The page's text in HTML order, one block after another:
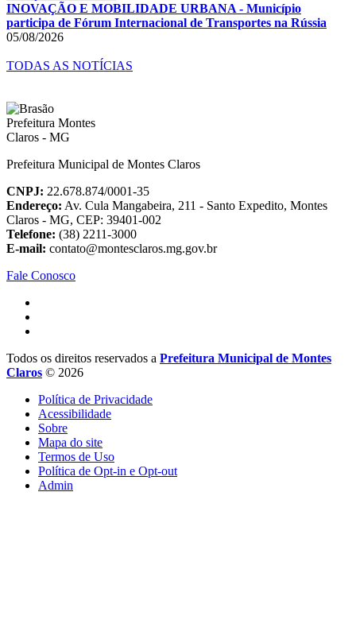
INOVAÇÃO E MOBILIDADE URBANA - Município
participa de Fórum Internacional de Transportes na Rússia
05/08/2026
TODAS AS NOTÍCIAS
Prefeitura Municipal de Montes Claros
CNPJ: 22.678.874/0001-35
Endereço: Av. Cula Mangabeira, 211 - Santo Expedito, Montes
Claros - MG, CEP: 39401-002
Telefone: (38) 2211-3000
E-mail: contato@montesclaros.mg.gov.br
Fale Conosco
Todos os direitos reservados a Prefeitura Municipal de Montes
Claros © 2026
Política de Privacidade
Acessibilidade
Sobre
Mapa do site
Termos de Uso
Política de Opt-in e Opt-out
Admin